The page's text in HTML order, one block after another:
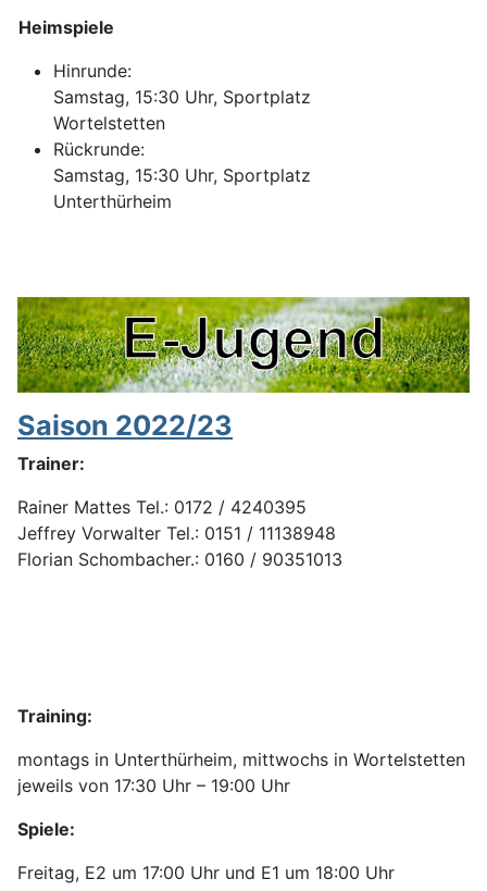
Heimspiele
Hinrunde:
Samstag, 15:30 Uhr, Sportplatz
Wortelstetten
Rückrunde:
Samstag, 15:30 Uhr, Sportplatz
Unterthürheim
Saison 2022/23
Trainer:
Rainer Mattes Tel.: 0172 / 4240395
Jeffrey Vorwalter Tel.: 0151 / 11138948
Florian Schombacher.: 0160 / 90351013
Training:
montags in Unterthürheim, mittwochs in Wortelstetten
jeweils von 17:30 Uhr – 19:00 Uhr
Spiele:
Freitag, E2 um 17:00 Uhr und E1 um 18:00 Uhr